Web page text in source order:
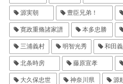
源実朝 豊臣兄弟！
寛政重脩諸家譜 本多忠勝
三浦義村 明智光秀 和田
北条時房 藤原宣孝
大久保忠世 神奈川県 源